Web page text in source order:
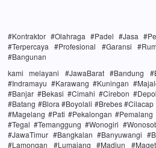
#Kontraktor #Olahraga #Padel #Jasa
#Terpercaya #Profesional #Garansi
#Bangunan
kami melayani #JawaBarat #Bandung
#Indramayu #Karawang #Kuningan
#Banjar #Bekasi #Cimahi #Cirebon
#Batang #Blora #Boyolali #Brebes
#Magelang #Pati #Pekalongan
#Tegal #Temanggung #Wonogiri
#JawaTimur #Bangkalan #Banyuwangi
#Lamongan #Lumajang #Madiun